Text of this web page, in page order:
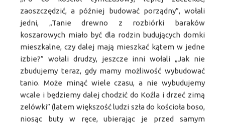
zaoszczędzić, a później budować porządny”, wołali
jedni, „Tanie drewno z rozbiórki baraków
koszarowych miało być dla rodzin budujących domki
mieszkalne, czy dalej mają mieszkać kątem w jedne
izbie?” wołali drudzy, jeszcze inni wołali „Jak nie
zbudujemy teraz, gdy mamy możliwość wybudować
tanio. Może minąć wiele czasu, a nie wybudujemy
wcale i będziemy dalej chodzić do Koźla i drzeć zimą
zelówki” (latem większość ludzi szła do kościoła boso,
niosąc buty w ręce, ubierając je przed samym